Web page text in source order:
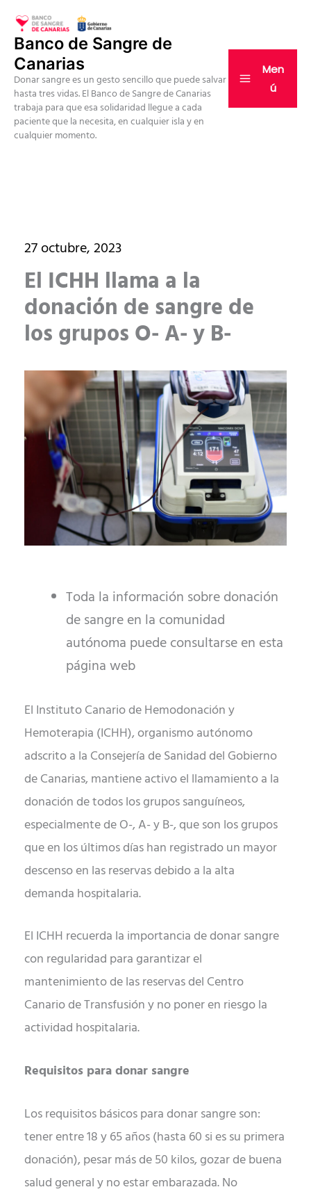
contenido
Banco de Sangre de
Canarias
Donar sangre es un gesto sencillo que puede salvar
hasta tres vidas. El Banco de Sangre de Canarias
trabaja para que esa solidaridad llegue a cada
paciente que la necesita, en cualquier isla y en
cualquier momento.
Men
ú
27 octubre, 2023
El ICHH llama a la
donación de sangre de
los grupos O- A- y B-
Toda la información sobre donación
de sangre en la comunidad
autónoma puede consultarse en esta
página web
El Instituto Canario de Hemodonación y
Hemoterapia (ICHH), organismo autónomo
adscrito a la Consejería de Sanidad del Gobierno
de Canarias, mantiene activo el llamamiento a la
donación de todos los grupos sanguíneos,
especialmente de O-, A- y B-, que son los grupos
que en los últimos días han registrado un mayor
descenso en las reservas debido a la alta
demanda hospitalaria.
El ICHH recuerda la importancia de donar sangre
con regularidad para garantizar el
mantenimiento de las reservas del Centro
Canario de Transfusión y no poner en riesgo la
actividad hospitalaria.
Requisitos para donar sangre
Los requisitos básicos para donar sangre son:
tener entre 18 y 65 años (hasta 60 si es su primera
donación), pesar más de 50 kilos, gozar de buena
salud general y no estar embarazada. No